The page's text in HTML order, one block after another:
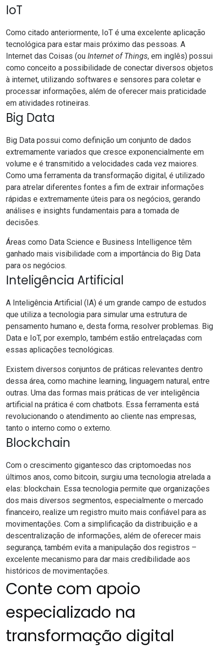
IoT
Como citado anteriormente, IoT é uma excelente aplicação
tecnológica para estar mais próximo das pessoas. A
Internet das Coisas (ou Internet of Things, em inglês) possui
como conceito a possibilidade de conectar diversos objetos
à internet, utilizando softwares e sensores para coletar e
processar informações, além de oferecer mais praticidade
em atividades rotineiras.
Big Data
Big Data possui como definição um conjunto de dados
extremamente variados que cresce exponencialmente em
volume e é transmitido a velocidades cada vez maiores.
Como uma ferramenta da transformação digital, é utilizado
para atrelar diferentes fontes a fim de extrair informações
rápidas e extremamente úteis para os negócios, gerando
análises e insights fundamentais para a tomada de
decisões.
Áreas como Data Science e Business Intelligence têm
ganhado mais visibilidade com a importância do Big Data
para os negócios.
Inteligência Artificial
A Inteligência Artificial (IA) é um grande campo de estudos
que utiliza a tecnologia para simular uma estrutura de
pensamento humano e, desta forma, resolver problemas. Big
Data e IoT, por exemplo, também estão entrelaçadas com
essas aplicações tecnológicas.
Existem diversos conjuntos de práticas relevantes dentro
dessa área, como machine learning, linguagem natural , entre
outras. Uma das formas mais práticas de ver inteligência
artificial na prática é com chatbots. Essa ferramenta está
revolucionando o atendimento ao cliente nas empresas,
tanto o interno como o externo.
Blockchain
Com o crescimento gigantesco das criptomoedas nos
últimos anos, como bitcoin, surgiu uma tecnologia atrelada a
elas: blockchain. Essa tecnologia permite que organizações
dos mais diversos segmentos, especialmente o mercado
financeiro, realize um registro muito mais confiável para as
movimentações. Com a simplificação da distribuição e a
descentralização de informações, além de oferecer mais
segurança, também evita a manipulação dos registros –
excelente mecanismo para dar mais credibilidade aos
históricos de movimentações.
Conte com apoio
especializado na
transformação digital